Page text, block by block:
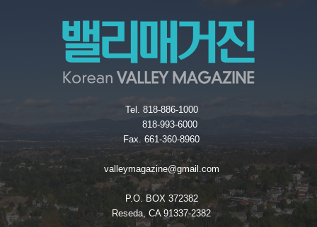
Tel. 818-886-1000
818-993-6000
Fax. 661-360-8960
valleymagazine@gmail.com
P.O. BOX 372382
Reseda, CA 91337-2382